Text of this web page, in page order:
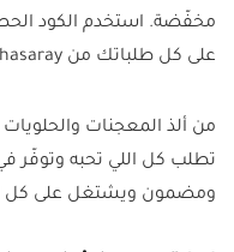
مخفّضة. استخدم الكود
على كل طلباتك من bashasaray.
من ألذ المعجنات والحلويات
تطلب كل اللي تحبه وتوفّر
ومضمون ويشتغل على كل